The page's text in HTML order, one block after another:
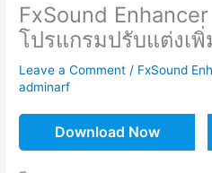
FxSound
โปรแกรมปรับแต่งเพิ่
Leave a Comment / FxSound
adminarf
Download Now